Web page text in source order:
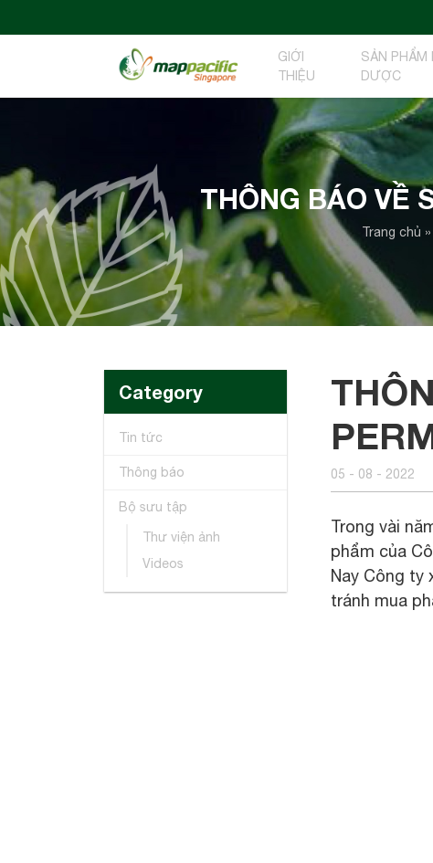
GIỚI
THIỆU
SẢN PHẨM
DƯỢC
THÔNG BÁO VỀ
Trang chủ »
Category
Tin tức
Thông báo
Bộ sưu tập
Thư viện ảnh
Videos
05 - 08 - 2022
Trong vài
phẩm của
Nay Công ty
tránh mua